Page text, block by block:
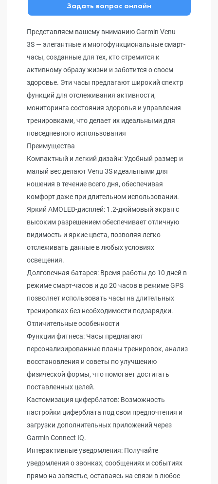
Задать вопрос онлайн
Представляем вашему вниманию Garmin Venu
3S — элегантные и многофункциональные смарт-
часы, созданные для тех, кто стремится к
активному образу жизни и заботится о своем
здоровье. Эти часы предлагают широкий спектр
функций для отслеживания активности,
мониторинга состояния здоровья и управления
тренировками, что делает их идеальными для
повседневного использования
Преимущества
Компактный и легкий дизайн: Удобный размер и
малый вес делают Venu 3S идеальными для
ношения в течение всего дня, обеспечивая
комфорт даже при длительном использовании.
Яркий AMOLED-дисплей: 1.2-дюймовый экран с
высоким разрешением обеспечивает отличную
видимость и яркие цвета, позволяя легко
отслеживать данные в любых условиях
освещения.
Долговечная батарея: Время работы до 10 дней в
режиме смарт-часов и до 20 часов в режиме GPS
позволяет использовать часы на длительных
тренировках без необходимости подзарядки.
Отличительные особенности
Функции фитнеса: Часы предлагают
персонализированные планы тренировок, анализ
восстановления и советы по улучшению
физической формы, что помогает достигать
поставленных целей.
Кастомизация циферблатов: Возможность
настройки циферблата под свои предпочтения и
загрузки дополнительных приложений через
Garmin Connect IQ.
Интерактивные уведомления: Получайте
уведомления о звонках, сообщениях и событиях
прямо на запястье, оставаясь на связи в любое